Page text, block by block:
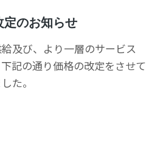
定のお知らせ
及び、より一層のサービス
記の通り価格の改定をさせて
た。